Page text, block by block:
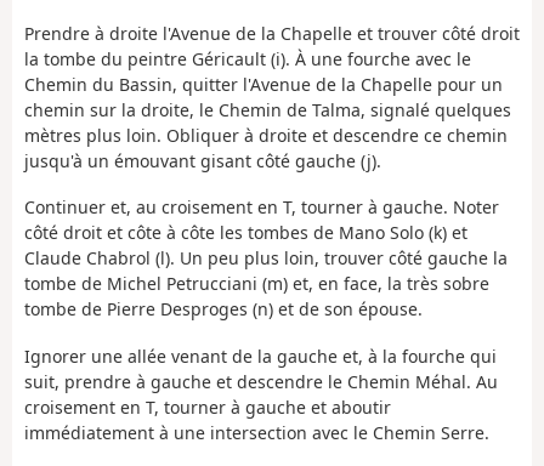
Prendre à droite l'Avenue de la Chapelle et trouver côté droit
la tombe du peintre Géricault (i). À une fourche avec le
Chemin du Bassin, quitter l'Avenue de la Chapelle pour un
chemin sur la droite, le Chemin de Talma, signalé quelques
mètres plus loin. Obliquer à droite et descendre ce chemin
jusqu'à un émouvant gisant côté gauche (j).
Continuer et, au croisement en T, tourner à gauche. Noter
côté droit et côte à côte les tombes de Mano Solo (k) et
Claude Chabrol (l). Un peu plus loin, trouver côté gauche la
tombe de Michel Petrucciani (m) et, en face, la très sobre
tombe de Pierre Desproges (n) et de son épouse.
Ignorer une allée venant de la gauche et, à la fourche qui
suit, prendre à gauche et descendre le Chemin Méhal. Au
croisement en T, tourner à gauche et aboutir
immédiatement à une intersection avec le Chemin Serre.